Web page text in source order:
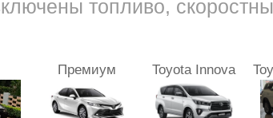
топливо,
Премиум Toyota Innova